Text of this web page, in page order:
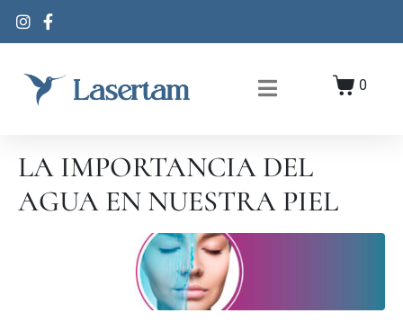
0
LA IMPORTANCIA DEL
AGUA EN NUESTRA PIEL